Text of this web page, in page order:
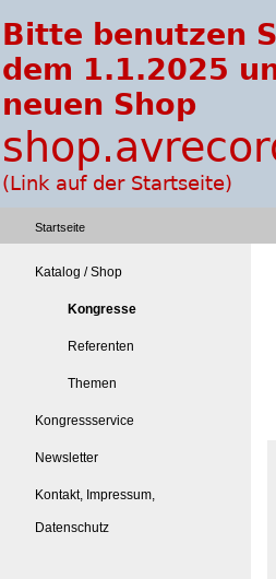
Startseite
Katalog / Shop
Kongresse
Referenten
Themen
Kongressservice
Newsletter
Kontakt, Impressum,
Datenschutz